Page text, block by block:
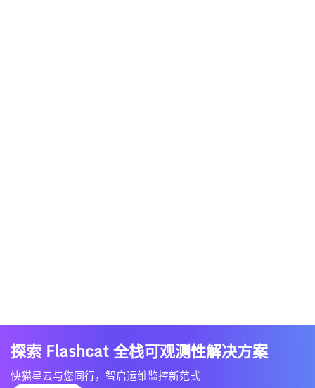
探索 Flashcat 全栈可观测性解决方案
快猫星云与您同行，智启运维监控新范式